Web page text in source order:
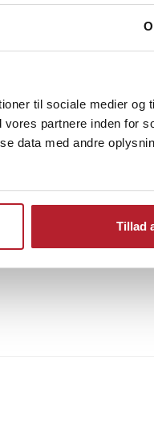
til sociale medier og
partnere inden for
data med andre
Tillad